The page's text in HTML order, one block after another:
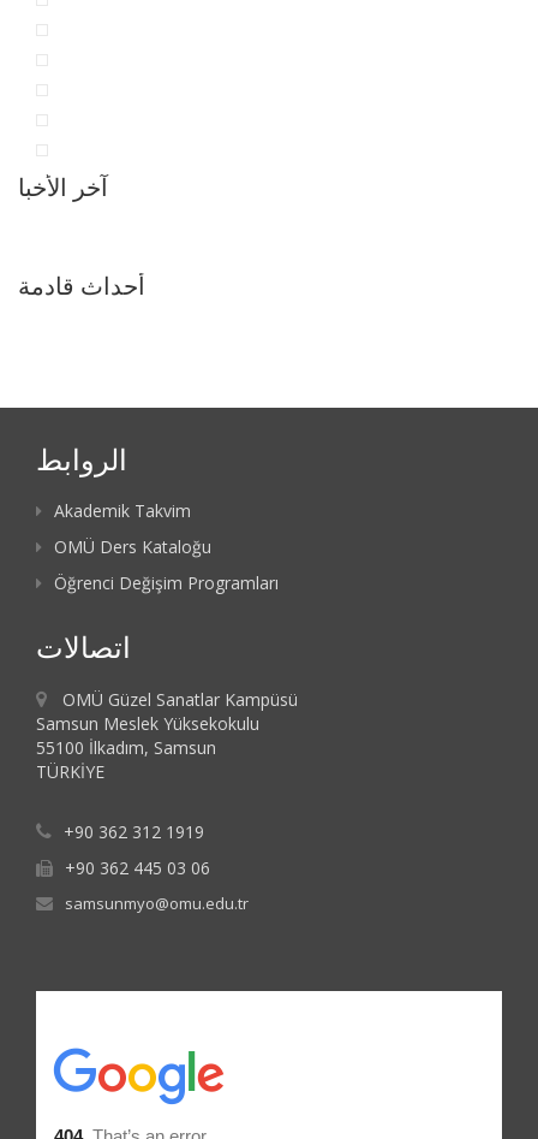
آخر الأخبا
أحداث قادمة
الروابط
Akademik Takvim
OMÜ Ders Kataloğu
Öğrenci Değişim Programları
اتصالات
OMÜ Güzel Sanatlar Kampüsü
Samsun Meslek Yüksekokulu
55100 İlkadım, Samsun
TÜRKİYE
+90 362 312 1919
+90 362 445 03 06
samsunmyo@omu.edu.tr